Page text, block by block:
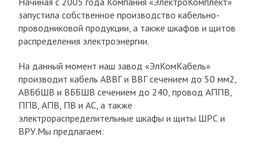
запустила собственное производство кабельно-
проводниковой продукции, а также шкафов и щитов
распределения электроэнергии.
На данный момент наш завод «ЭлКомКабель»
производит кабель АВВГ и ВВГ сечением до 50 мм2,
АВБбШВ и ВББШВ сечением до 240, провод АППВ,
ППВ, АПВ, ПВ и АС, а также
электрораспределительные шкафы и щиты ШРС и
ВРУ.Мы предлагаем: